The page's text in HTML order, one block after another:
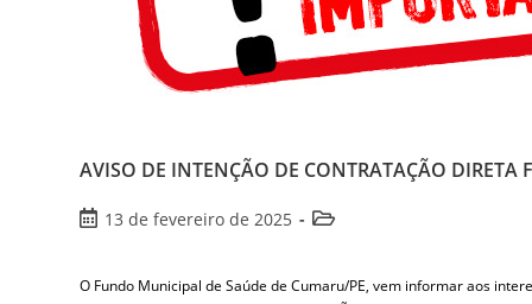
AVISO DE INTENÇÃO DE CONTRATAÇÃO
13 de fevereiro de 2025
O Fundo Municipal de Saúde de Cumaru/PE, vem informar aos